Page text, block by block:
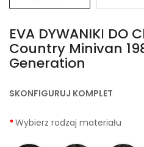
EVA DYWANIKІ DO
Country Minivan
Generation
SKONFIGURUJ KOMPLET
Wybierz rodzaj materiału